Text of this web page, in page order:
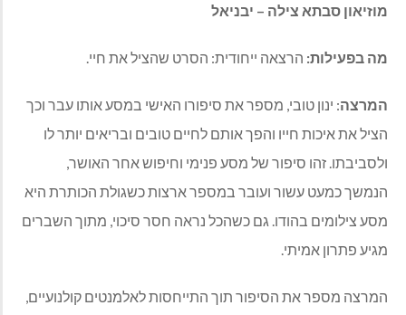
מוזיאון סבתא צילה – יבניאל
מה בפעילות:הרצאה ייחודית: הסרט שהציל את חיי.
המרצה: ינון טובי, מספר את סיפורו האישי במסע אותו עבר וכך
הציל את איכות חייו והפך אותם לחיים טובים ובריאים יותר לו
ולסביבתו. זהו סיפור של מסע פנימי וחיפוש אחר האושר,
הנמשך כמעט עשור ועובר במספר ארצות כשגולת הכותרת היא
מסע צילומים בהודו. גם כשהכל נראה חסר סיכוי, מתוך השברים
מגיע פתרון אמיתי.
המרצה מספר את הסיפור תוך התייחסות לאלמנטים קולנועיים,